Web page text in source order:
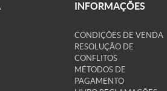
INFORMAÇÕES
CONDIÇÕES DE VENDA
RESOLUÇÃO DE
CONFLITOS
MÉTODOS DE
PAGAMENTO